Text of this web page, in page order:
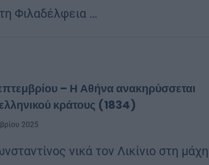
Φιλαδέλφεια …
– Η Αθήνα ανακηρύσσεται
κράτους (1834)
2025
νικά τον Λικίνιο στη μάχη